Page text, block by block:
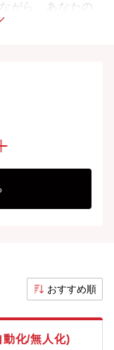
がら、あなたの
の働き方を叶え
おすすめ順
動化/無人化)